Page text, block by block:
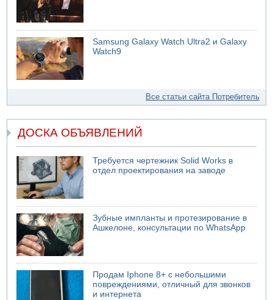
Samsung Galaxy Watch Ultra2 и Galaxy
Watch9
Все статьи сайта Потребитель
ДОСКА ОБЪЯВЛЕНИЙ
Требуется чертежник Solid Works в
отдел проектирования на заводе
Зубные импланты и протезирование в
Ашкелоне, консультации по WhatsApp
Продам Iphone 8+ с небольшими
повреждениями, отличный для звонков
и интернета